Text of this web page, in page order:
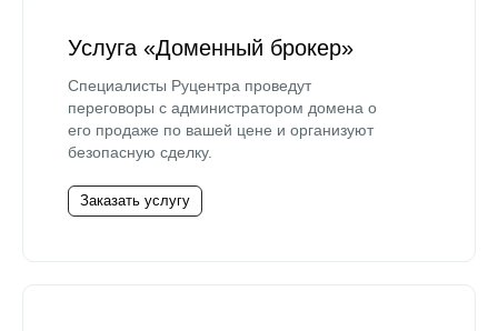
Услуга «Доменный брокер»
Специалисты Руцентра проведут
переговоры с администратором домена о
его продаже по вашей цене и организуют
безопасную сделку.
Заказать услугу